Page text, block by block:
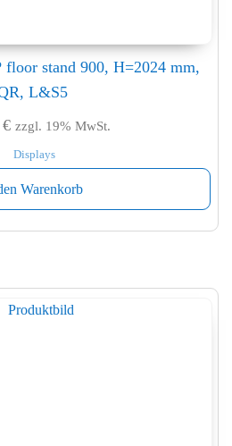
floor stand 900, H=2024 mm,
L&S5
€ zzgl. 19% MwSt.
Displays
Warenkorb